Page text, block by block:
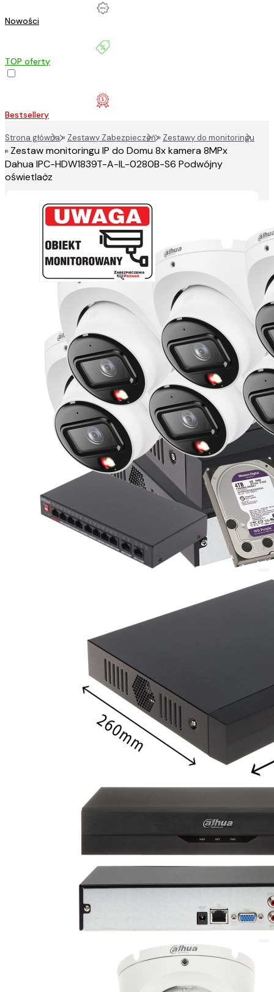
Nowości
TOP oferty
Bestsellery
Strona główna» Zestawy Zabezpieczeń» Zestawy do monitoringu
» Zestaw monitoringu IP do Domu 8x kamera 8MPx
Dahua IPC-HDW1839T-A-IL-0280B-S6 Podwójny
oświetlacz